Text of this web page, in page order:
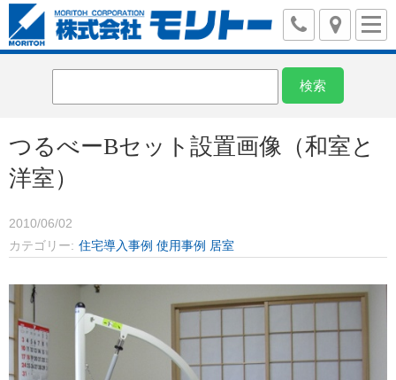
つるべーBセット設置画像（和室と
洋室）
2010/06/02
カテゴリー
住宅導入事例 使用事例 居室